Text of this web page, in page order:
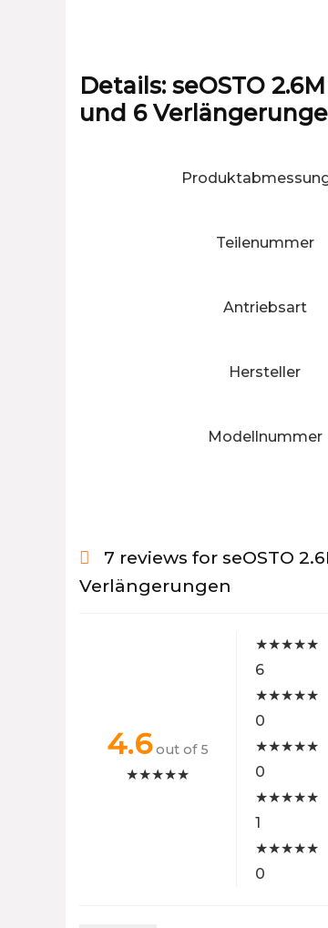
Details: seOSTO
und 6
Teilenummer
Antriebsart
Hersteller
Modellnummer
7 reviews for seOSTO
Verlängerungen
4.6 out of 5
★★★★★
★★★★★
6
★★★★★
0
★★★★★
0
★★★★★
1
★★★★★
0